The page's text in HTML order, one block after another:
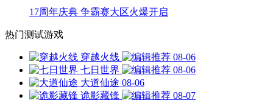
17周年庆典 争霸赛大区火爆开启
热门测试游戏
穿越火线
08-06
七日世界
08-06
大道仙途 08-06
诡影藏锋
08-07